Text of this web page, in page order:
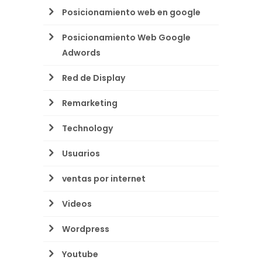
Posicionamiento web en google
Posicionamiento Web Google
Adwords
Red de Display
Remarketing
Technology
Usuarios
ventas por internet
Videos
Wordpress
Youtube